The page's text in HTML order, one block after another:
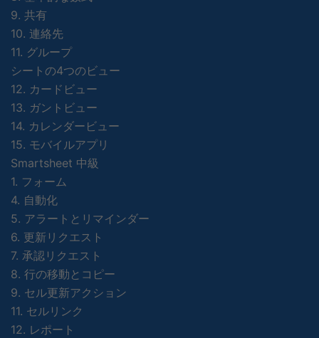
9. 共有
10. 連絡先
11. グループ
シートの4つのビュー
12. カードビュー
13. ガントビュー
14. カレンダービュー
15. モバイルアプリ
Smartsheet 中級
1. フォーム
4. 自動化
5. アラートとリマインダー
6. 更新リクエスト
7. 承認リクエスト
8. 行の移動とコピー
9. セル更新アクション
11. セルリンク
12. レポート